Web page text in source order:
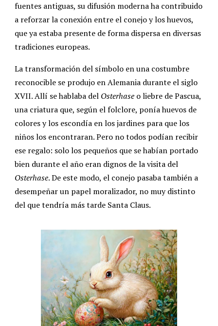
fuentes antiguas, su difusión moderna ha contribuido
a reforzar la conexión entre el conejo y los huevos,
que ya estaba presente de forma dispersa en diversas
tradiciones europeas.
La transformación del símbolo en una costumbre
reconocible se produjo en Alemania durante el siglo
XVII. Allí se hablaba del Osterhase o liebre de Pascua,
una criatura que, según el folclore, ponía huevos de
colores y los escondía en los jardines para que los
niños los encontraran. Pero no todos podían recibir
ese regalo: solo los pequeños que se habían portado
bien durante el año eran dignos de la visita del
Osterhase. De este modo, el conejo pasaba también a
desempeñar un papel moralizador, no muy distinto
del que tendría más tarde Santa Claus.